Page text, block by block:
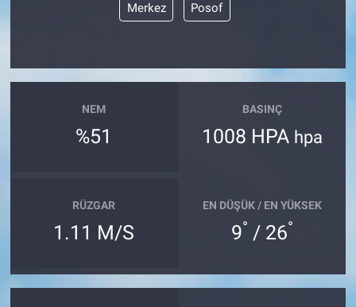
Merkez Posof
NEM
%51
BASINÇ
1008 HPA hpa
RÜZGAR
1.11 M/S
EN DÜŞÜK / EN YÜKSEK
9° / 26°